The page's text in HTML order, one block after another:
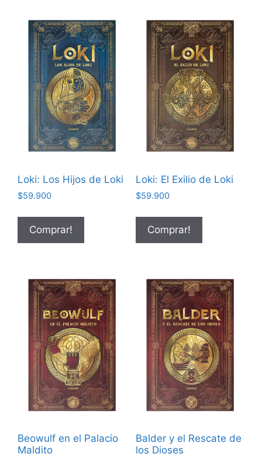
Loki: Los Hijos de Loki
$59.900
Comprar!
Loki: El Exilio de Loki
$59.900
Comprar!
Beowulf en el Palacio
Maldito
Balder y el Rescate de
los Dioses